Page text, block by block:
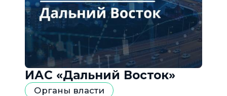
ИАС «Дальний Восток»
Органы власти